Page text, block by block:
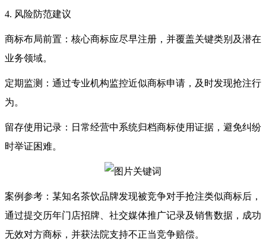
4. 风险防范建议
商标布局前置：核心商标应尽早注册，并覆盖关键类别及潜在
业务领域。
定期监测：通过专业机构监控近似商标申请，及时发现抢注行
为。
留存使用记录：日常经营中系统归档商标使用证据，避免纠纷
时举证困难。
案例参考：某知名茶饮品牌发现被竞争对手抢注类似商标后，
通过提交历年门店招牌、社交媒体推广记录及销售数据，成功
无效对方商标，并获法院支持不正当竞争赔偿。